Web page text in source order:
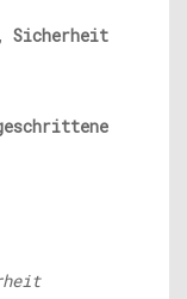
Sicherheit